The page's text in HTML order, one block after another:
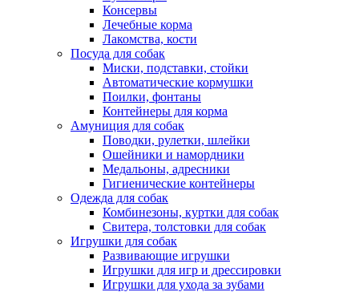
Консервы
Лечебные корма
Лакомства, кости
Посуда для собак
Миски, подставки, стойки
Автоматические кормушки
Поилки, фонтаны
Контейнеры для корма
Амуниция для собак
Поводки, рулетки, шлейки
Ошейники и намордники
Медальоны, адресники
Гигиенические контейнеры
Одежда для собак
Комбинезоны, куртки для собак
Свитера, толстовки для собак
Игрушки для собак
Развивающие игрушки
Игрушки для игр и дрессировки
Игрушки для ухода за зубами